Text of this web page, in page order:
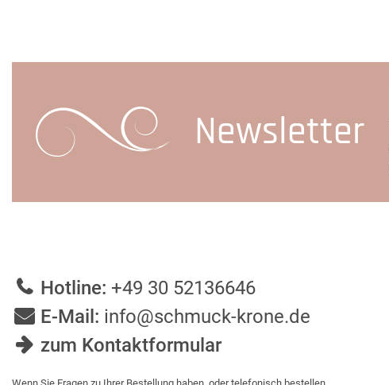
Newsletter
Hotline: +49 30 52136646
E-Mail: info@schmuck-krone.de
zum Kontaktformular
Wenn Sie Fragen zu Ihrer Bestellung haben, oder telefonisch bestellen